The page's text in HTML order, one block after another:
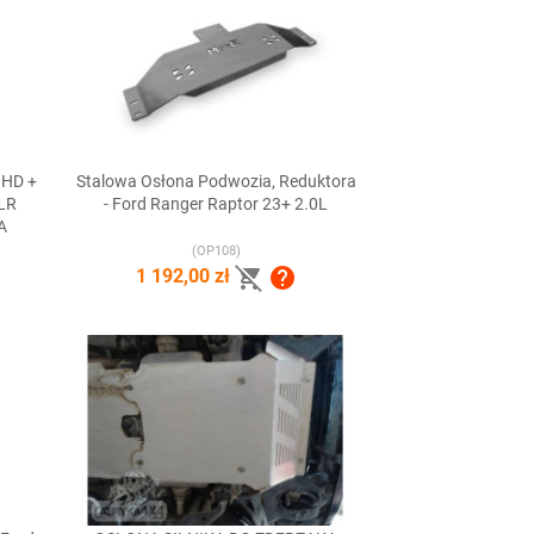
+
Szybki podgląd
Stalowa Osłona Podwozia, Reduktora
- Ford Ranger Raptor 23+ 2.0L
(OP108)
1 192,00 zł  